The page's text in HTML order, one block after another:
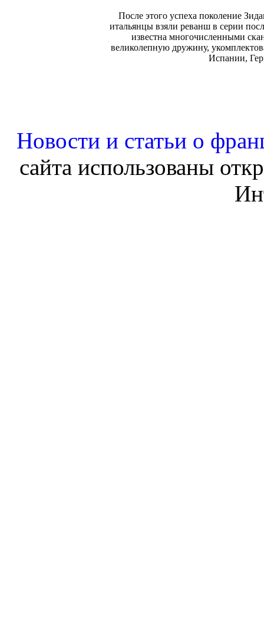
После этого успеха поколение
итальянцы взяли реванш в серии
известна многочисленными
великолепную дружину,
Испании,
Новости и статьи о
сайта использованы